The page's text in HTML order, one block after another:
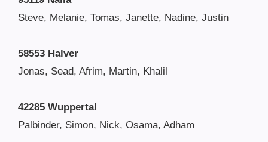
Steve, Melanie, Tomas, Janette, Nadine, Justin
58553 Halver
Jonas, Sead, Afrim, Martin, Khalil
42285 Wuppertal
Palbinder, Simon, Nick, Osama, Adham